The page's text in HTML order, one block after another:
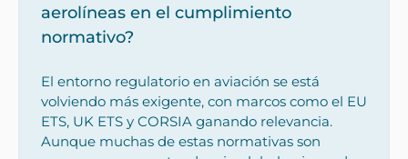
aerolíneas en el cumplimiento
normativo?
El entorno regulatorio en aviación se está
volviendo más exigente, con marcos como el EU
ETS, UK ETS y CORSIA ganando relevancia.
Aunque muchas de estas normativas son